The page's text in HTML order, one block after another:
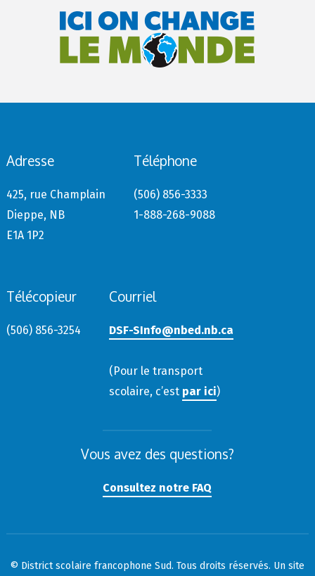
Adresse
425, rue Champlain
Dieppe, NB
E1A 1P2
Téléphone
(506) 856-3333
1-888-268-9088
Télécopieur
(506) 856-3254
Courriel
DSF-SInfo@nbed.nb.ca
(Pour le transport
scolaire, c’est par ici)
Vous avez des questions?
Consultez notre FAQ
© District scolaire francophone Sud. Tous droits réservés. Un site